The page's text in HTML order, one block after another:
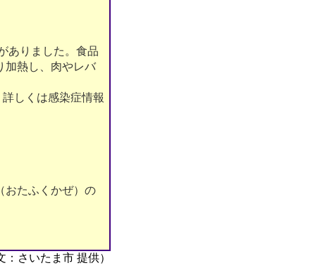
ありました。食品
加熱し、肉やレバ
しくは感染症情報
おたふくかぜ）の
：さいたま市 提供）